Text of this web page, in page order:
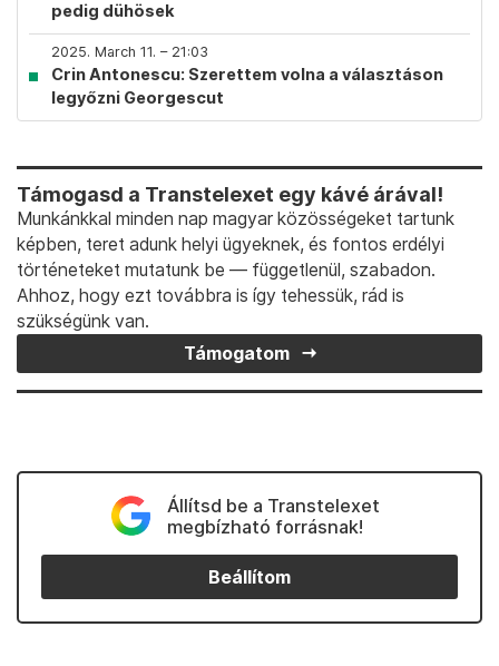
pedig dühösek
2025. March 11. – 21:03
Crin Antonescu: Szerettem volna a választáson
legyőzni Georgescut
Támogasd a Transtelexet egy kávé árával!
Munkánkkal minden nap magyar közösségeket tartunk
képben, teret adunk helyi ügyeknek, és fontos erdélyi
történeteket mutatunk be — függetlenül, szabadon.
Ahhoz, hogy ezt továbbra is így tehessük, rád is
szükségünk van.
Támogatom
Állítsd be a Transtelexet
megbízható forrásnak!
Beállítom